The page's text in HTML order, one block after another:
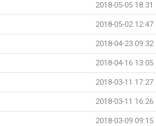
2018-05-05 18:31
2018-05-02 12:47
2018-04-23 09:32
2018-04-16 13:05
2018-03-11 17:27
2018-03-11 16:26
2018-03-09 09:15